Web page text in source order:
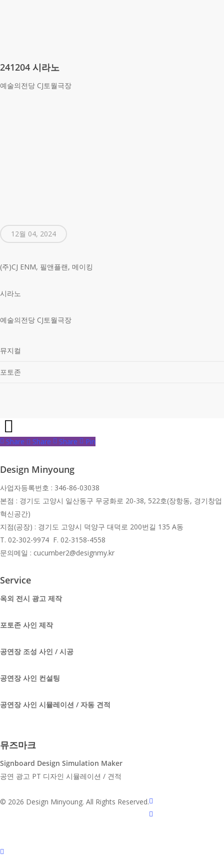
241204 시라노
예술의전당 CJ토월극장
12월 04, 2024
(주)CJ ENM, 필앤플랜, 메이킹
시라노
예술의전당 CJ토월극장
뮤지컬
포토존
Share
Share
Share Share Pin
Design Minyoung
사업자등록번호 : 346-86-03038
본점 : 경기도 고양시 일산동구 무궁화로 20-38, 522호(장항동, 경기창업
혁신공간)
지점(공장) : 경기도 고양시 덕양구 대덕로 200번길 135 A동
T. 02-302-9974 F. 02-3158-4558
문의메일 : cucumber2@designmy.kr
Service
옥외 전시 광고 제작
포토존 사인 제작
공연장 조성 사인 / 시공
공연장 사인 컨설팅
공연장 사인 시뮬레이션 / 자동 견적
뮤즈마크
Signboard Design Simulation Maker
공연 광고 PT 디자인 시뮬레이션 / 견적
© 2026 Design Minyoung. All Rights Reserved.youtube
instagram